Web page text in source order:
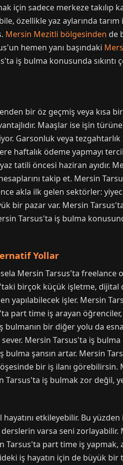
için sadece merkeze takılıp
özellikle yaz aylarında
Mersin Mezitli bölgesinden de
hemen yanı başındaki
iş bulma konusunda sıkıntı
bir öz geçmiş veya kısa
Maaşlar ise işin
Garsonluk veya
haftalık ödeme yapmayı
tatili öncesi haziran ayıdır.
takip et. Mersin
akla ilk gelen sektörler:
bir pazar var. Mersin
Tarsus'ta iş bulma
Yollar
Mersin Tarsus'ta freelance
birçok küçük işletme,
yapılabilecek işler. Mersin
part time iş arayan öğrenciler,
bir diğer yolu da
Mersin Tarsus'ta iş
bulma şansın artar. Mersin
bir iş ilanı görebilirsin.
iş bulmak zor değil,
etkileyebilir. Bu
varsa seni zorlayabilir.
part time iş yapmak,
iş hayatın için de büyük bir